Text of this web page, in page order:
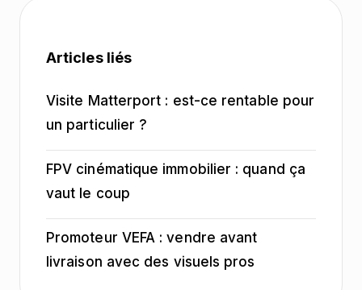
Articles liés
Visite Matterport : est-ce rentable pour
un particulier ?
FPV cinématique immobilier : quand ça
vaut le coup
Promoteur VEFA : vendre avant
livraison avec des visuels pros